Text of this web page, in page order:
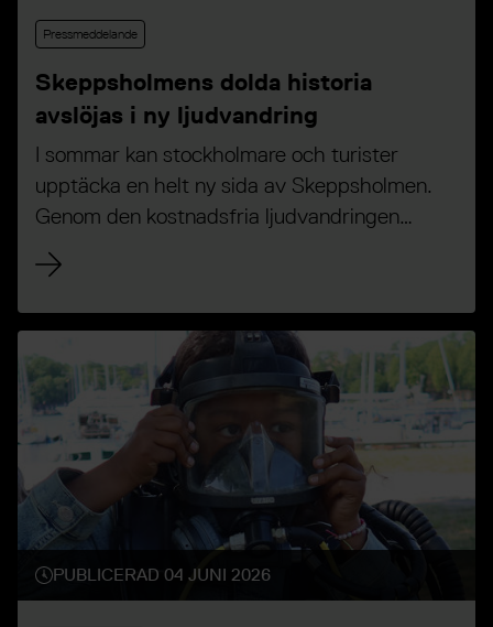
Pressmeddelande
Skeppsholmens dolda historia
avslöjas i ny ljudvandring
I sommar kan stockholmare och turister
upptäcka en helt ny sida av Skeppsholmen.
Genom den kostnadsfria ljudvandringen
"Skeppsholmen under ytan" får besökare följa
med genom historien och under vattenytan
tillsammans med museet Vraks expert och
marinarkeolog Jim Hansson.
PUBLICERAD 04 JUNI 2026